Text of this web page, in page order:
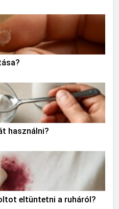
használni?
eltüntetni a ruháról?